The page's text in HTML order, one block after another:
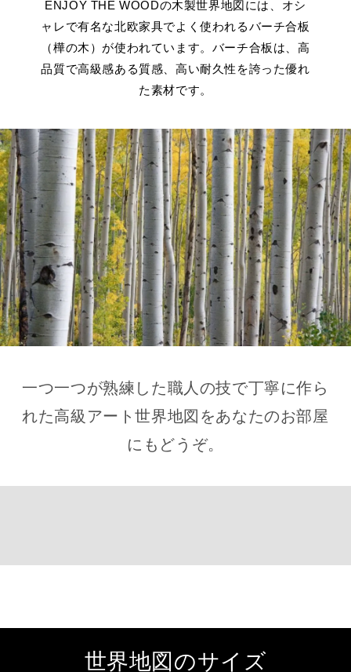
ENJOY THE WOODの木製世界地図には、オシ
ャレで有名な北欧家具でよく使われるバーチ合板
（樺の木）が使われています。バーチ合板は、高
品質で高級感ある質感、高い耐久性を誇った優れ
た素材です。
一つ一つが熟練した職人の技で丁寧に作ら
れた高級アート世界地図をあなたのお部屋
にもどうぞ。
世界地図のサイズ